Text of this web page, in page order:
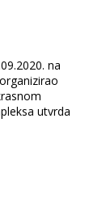
na
utvrda